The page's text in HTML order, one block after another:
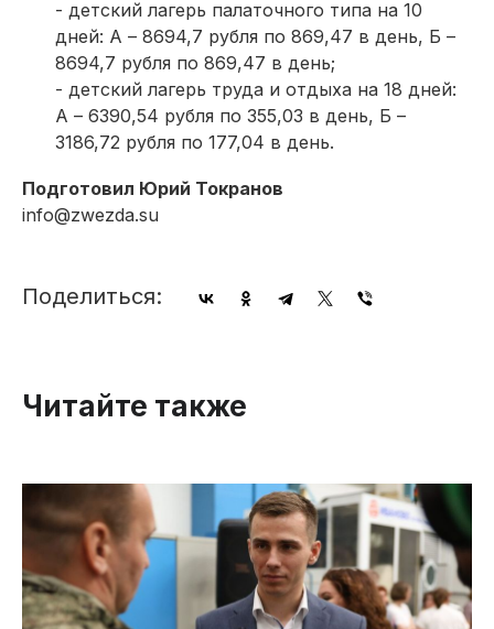
- детский лагерь палаточного типа на 10
дней: А – 8694,7 рубля по 869,47 в день, Б –
8694,7 рубля по 869,47 в день;
- детский лагерь труда и отдыха на 18 дней:
А – 6390,54 рубля по 355,03 в день, Б –
3186,72 рубля по 177,04 в день.
Подготовил Юрий Токранов
info@zwezda.su
Поделиться:
Читайте также